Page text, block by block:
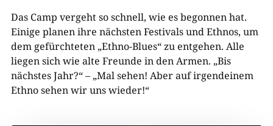
Das Camp vergeht so schnell, wie es begonnen hat.
Einige planen ihre nächsten Festivals und Ethnos, um
dem gefürchteten „Ethno-Blues“ zu entgehen. Alle
liegen sich wie alte Freunde in den Armen. „Bis
nächstes Jahr?“ – „Mal sehen! Aber auf irgendeinem
Ethno sehen wir uns wieder!“